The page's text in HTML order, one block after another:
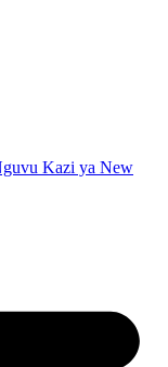
Kazi ya New